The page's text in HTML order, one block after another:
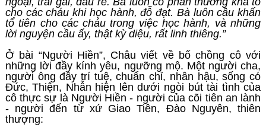
cho các cháu khi học hành, đỗ đạt. Bà luôn cầu khấn
tổ tiên cho các cháu trong việc học hành, và những
lời nguyện cầu ấy, thật kỳ diệu, rất linh thiêng.”
Ở bài “Người Hiền”, Châu viết về bố chồng cô với
những lời đầy kính yêu, ngưỡng mộ. Một người cha,
người ông đầy trí tuệ, chuẩn chỉ, nhân hậu, sống có
Đức, Thiện, Nhẫn hiện lên dưới ngòi bút tài tình của
cô thực sự là Người Hiền - người của cõi tiên an lành
- người đến từ xứ Giao Tiên, Đào Nguyên, thiên
thượng: